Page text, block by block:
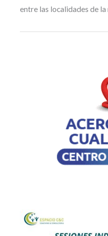
entre las localidades de la